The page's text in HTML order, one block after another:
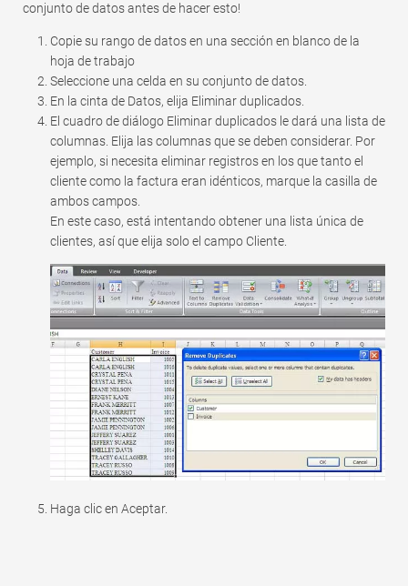
conjunto de datos antes de hacer esto!
Copie su rango de datos en una sección en blanco de la
hoja de trabajo
Seleccione una celda en su conjunto de datos.
En la cinta de Datos, elija Eliminar duplicados.
El cuadro de diálogo Eliminar duplicados le dará una lista de
columnas. Elija las columnas que se deben considerar. Por
ejemplo, si necesita eliminar registros en los que tanto el
cliente como la factura eran idénticos, marque la casilla de
ambos campos.
En este caso, está intentando obtener una lista única de
clientes, así que elija solo el campo Cliente.
Haga clic en Aceptar.